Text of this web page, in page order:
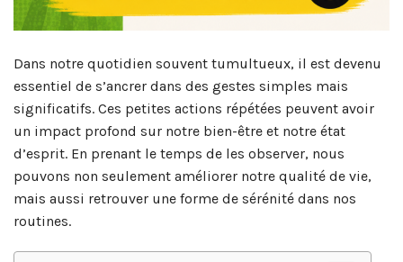
Dans notre quotidien souvent tumultueux, il est devenu
essentiel de s’ancrer dans des gestes simples mais
significatifs. Ces petites actions répétées peuvent avoir
un impact profond sur notre bien-être et notre état
d’esprit. En prenant le temps de les observer, nous
pouvons non seulement améliorer notre qualité de vie,
mais aussi retrouver une forme de sérénité dans nos
routines.